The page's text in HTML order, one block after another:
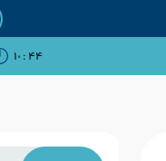
۴۴ : ۱۰